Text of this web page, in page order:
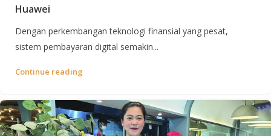
Huawei
Dengan perkembangan teknologi finansial yang pesat,
sistem pembayaran digital semakin...
Continue reading